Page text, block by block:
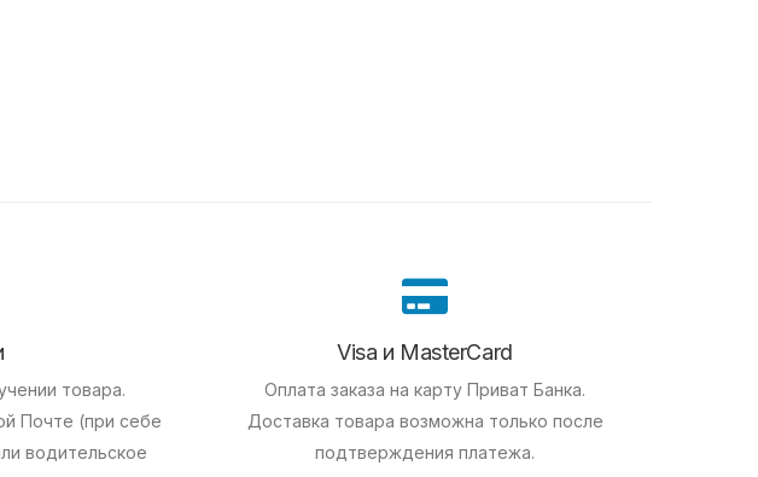
товара.
Почте (при себе
водительское
Visa и MasterCard
Оплата заказа на карту Приват Банка.
Доставка товара возможна только после
подтверждения платежа.